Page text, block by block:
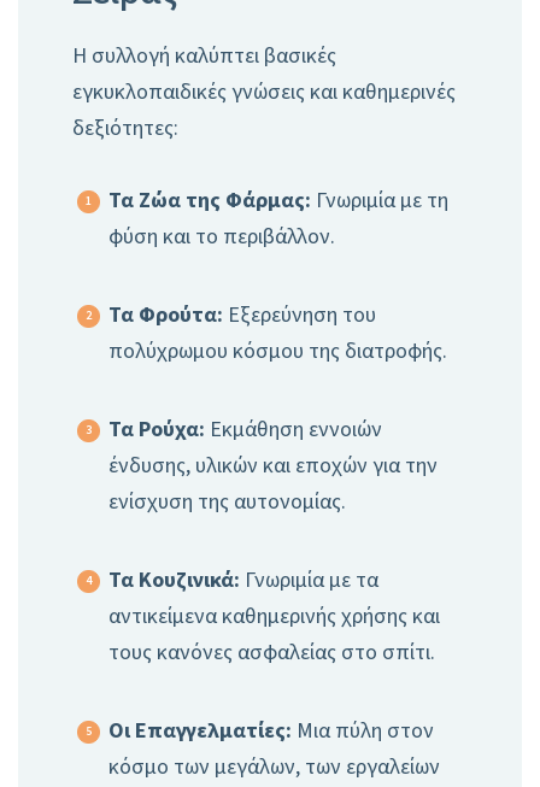
Η συλλογή καλύπτει βασικές
εγκυκλοπαιδικές γνώσεις και καθημερινές
δεξιότητες:
Τα Ζώα της Φάρμας: Γνωριμία με τη
φύση και το περιβάλλον.
Τα Φρούτα: Εξερεύνηση του
πολύχρωμου κόσμου της διατροφής.
Τα Ρούχα: Εκμάθηση εννοιών
ένδυσης, υλικών και εποχών για την
ενίσχυση της αυτονομίας.
Τα Κουζινικά: Γνωριμία με τα
αντικείμενα καθημερινής χρήσης και
τους κανόνες ασφαλείας στο σπίτι.
Οι Επαγγελματίες: Μια πύλη στον
κόσμο των μεγάλων, των εργαλείων